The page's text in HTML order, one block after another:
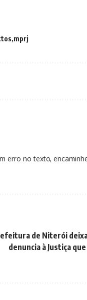
mprj
erro no texto,
de Niterói
denuncia à Justiça